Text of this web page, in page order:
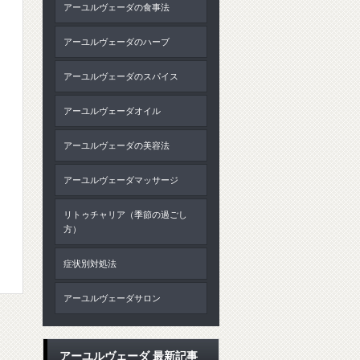
アーユルヴェーダの食事法
アーユルヴェーダのハーブ
アーユルヴェーダのスパイス
アーユルヴェーダオイル
アーユルヴェーダの美容法
アーユルヴェーダマッサージ
リトゥチャリア（季節の過ごし
方）
症状別対処法
アーユルヴェーダサロン
アーユルヴェーダ 最新記事